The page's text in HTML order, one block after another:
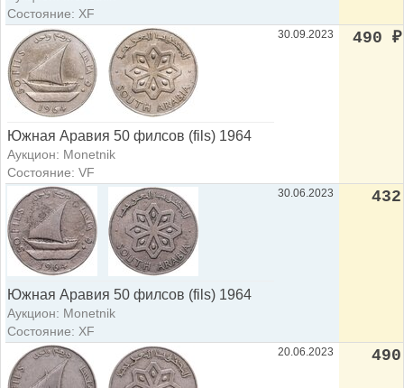
Состояние: XF
Южная Аравия 50 филсов (fils) 1964
Аукцион: Monetnik
Состояние: VF
30.09.2023 490 ₽
Южная Аравия 50 филсов (fils) 1964
Аукцион: Monetnik
Состояние: XF
30.06.2023 432
20.06.2023 490